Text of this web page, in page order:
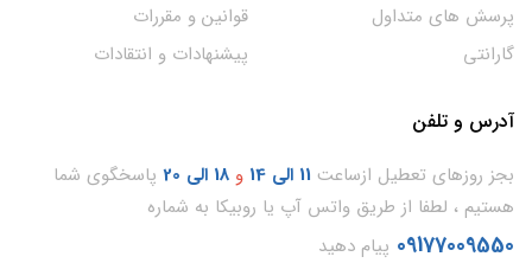
پرسش های متداول
گارانتی
قوانین و مقررات
پیشنهادات و انتقادات
آدرس و تلفن
بجز روزهای تعطیل ازساعت 11 الی 14 و 18 الی 20
پاسخگوی شما
هستیم ، لطفا از طریق واتس آپ یا روبیکا به شماره
09177009550 پیام دهید